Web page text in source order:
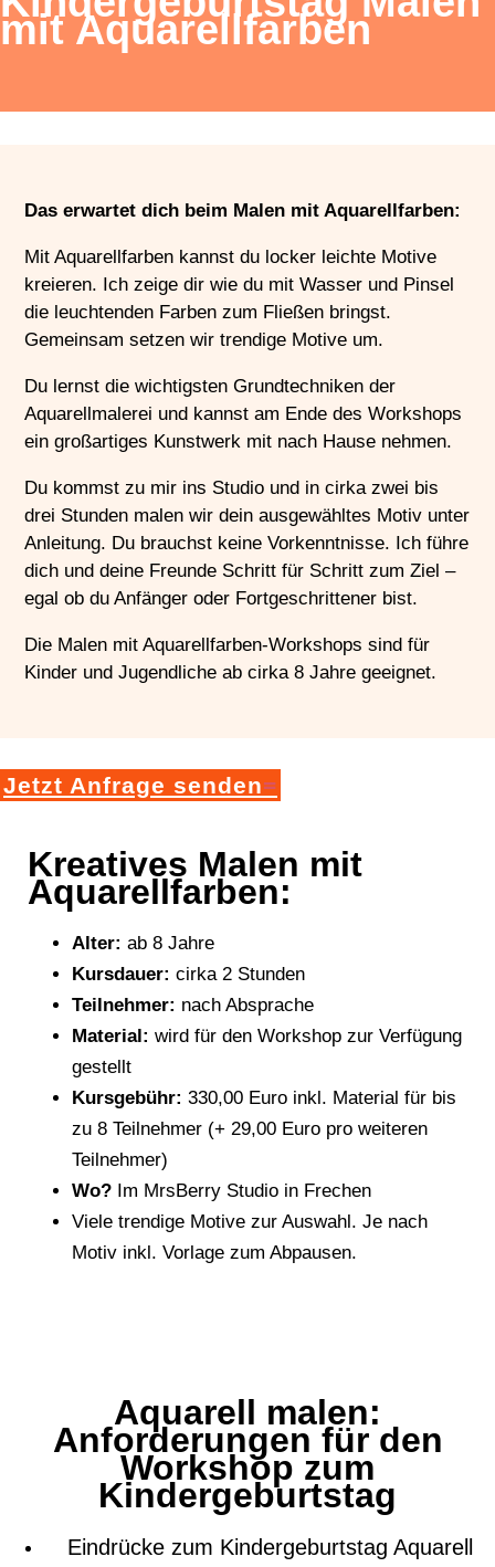
mit Aquarellfarben
Das erwartet dich beim Malen mit Aquarellfarben:
Mit Aquarellfarben kannst du locker leichte Motive
kreieren. Ich zeige dir wie du mit Wasser und Pinsel
die leuchtenden Farben zum Fließen bringst.
Gemeinsam setzen wir trendige Motive um.
Du lernst die wichtigsten Grundtechniken der
Aquarellmalerei und kannst am Ende des Workshops
ein großartiges Kunstwerk mit nach Hause nehmen.
Du kommst zu mir ins Studio und in cirka zwei bis
drei Stunden malen wir dein ausgewähltes Motiv unter
Anleitung. Du brauchst keine Vorkenntnisse. Ich führe
dich und deine Freunde Schritt für Schritt zum Ziel –
egal ob du Anfänger oder Fortgeschrittener bist.
Die Malen mit Aquarellfarben-Workshops sind für
Kinder und Jugendliche ab cirka 8 Jahre geeignet.
Jetzt Anfrage senden
Kreatives Malen mit
Aquarellfarben:
Alter: ab 8 Jahre
Kursdauer: cirka 2 Stunden
Teilnehmer: nach Absprache
Material: wird für den Workshop zur Verfügung
gestellt
Kursgebühr: 330,00 Euro inkl. Material für bis
zu 8 Teilnehmer (+ 29,00 Euro pro weiteren
Teilnehmer)
Wo? Im MrsBerry Studio in Frechen
Viele trendige Motive zur Auswahl. Je nach
Motiv inkl. Vorlage zum Abpausen.
Aquarell malen:
Anforderungen für den
Workshop zum
Kindergeburtstag
Eindrücke zum Kindergeburtstag Aquarell